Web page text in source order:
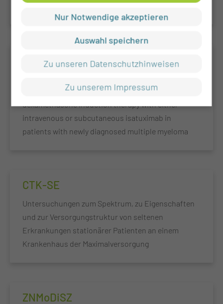
Stammzelltransplantationen
GMMG HD8
assessing lenalidomide, bortezomib and
dexamethasone induction therapy with either
intravenous or subcutaneous isatuximab in
patients with newly diagnosed multiple myeloma
CTK-SE
Untersuchungen zum Spektrum, zu Eigenschaften
und zur Versorgungstruktur von seltenen
Erkrankungen stationärer Patienten an einem
Krankenhaus der Maximalversorgung
ZNMoDiSZ
Nur Notwendige akzeptieren
Auswahl speichern
Zu unseren Datenschutzhinweisen
Zu unserem Impressum